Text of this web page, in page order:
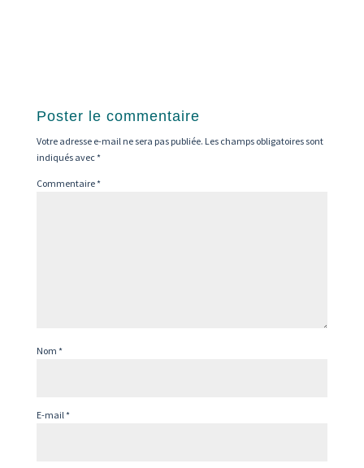
Poster le commentaire
Votre adresse e-mail ne sera pas publiée. Les champs obligatoires sont
indiqués avec*
Commentaire*
Nom *
E-mail *